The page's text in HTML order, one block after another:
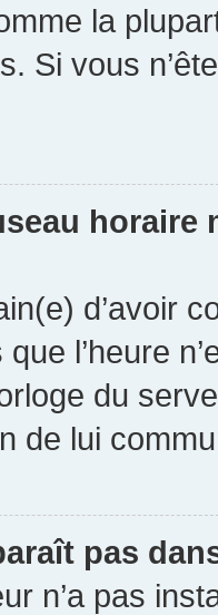
la
Si vous
horaire
d’avoir
que l’heure
du
de lui
pas
n’a pas